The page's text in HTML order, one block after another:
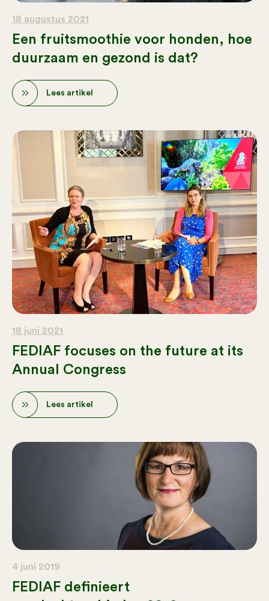
18 augustus 2021
Een fruitsmoothie voor honden, hoe
duurzaam en gezond is dat?
Lees artikel
18 juni 2021
FEDIAF focuses on the future at its
Annual Congress
Lees artikel
4 juni 2019
FEDIAF definieert